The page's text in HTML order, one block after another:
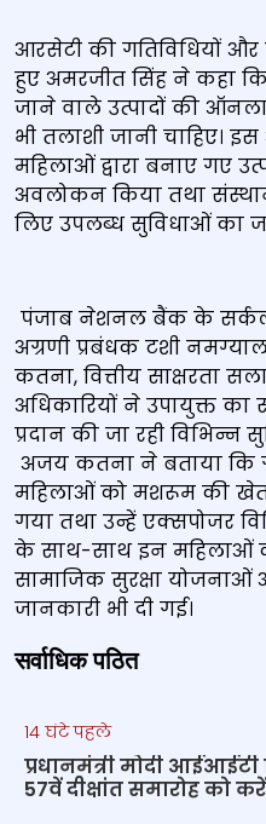
आरसेटी की गतिविधियों
हुए अमरजीत सिंह ने कहा कि
जाने वाले उत्पादों की
भी तलाशी जानी चाहिए।
महिलाओं द्वारा बनाए गए
अवलोकन किया तथा
लिए उपलब्ध सुविधाओं का
पंजाब नेशनल बैंक के सर्कल
अग्रणी प्रबंधक टशी
कतना, वित्तीय साक्षरता
अधिकारियों ने उपायुक्त
प्रदान की जा रही विभिन्न
अजय कतना ने बताया कि
महिलाओं को मशरूम की खेती
गया तथा उन्हें एक्सपोजर
के साथ-साथ इन महिलाओं
सामाजिक सुरक्षा
जानकारी भी दी गई।
सर्वाधिक पठित
14 घंटे पहले
प्रधानमंत्री मोदी
57वें दीक्षांत समारोह को